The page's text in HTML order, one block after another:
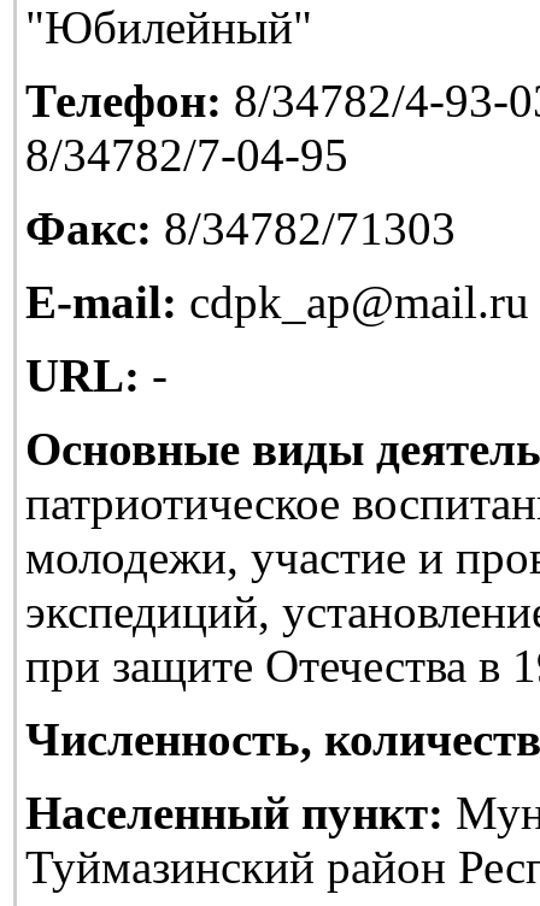
"Юбилейный"
Телефон: 8/34782/4-93-
8/34782/7-04-95
Факс: 8/34782/71303
E-mail: cdpk_ap@mail.ru
URL: -
Основные виды
патриотическое
молодежи, участие и
экспедиций,
при защите Отечества в
Численность,
Населенный пункт:
Туймазинский район